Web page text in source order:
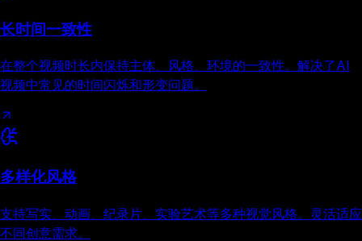
长时间一致性
在整个视频时长内保持主体、风格、环境的一致性。解决了AI
视频中常见的时间闪烁和形变问题。
多样化风格
支持写实、动画、纪录片、实验艺术等多种视觉风格。灵活适应
不同创意需求。